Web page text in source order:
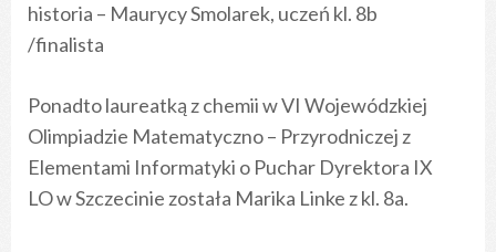
historia – Maurycy Smolarek, uczeń kl. 8b
/finalista
Ponadto laureatką z chemii w VI Wojewódzkiej
Olimpiadzie Matematyczno – Przyrodniczej z
Elementami Informatyki o Puchar Dyrektora IX
LO w Szczecinie została Marika Linke z kl. 8a.